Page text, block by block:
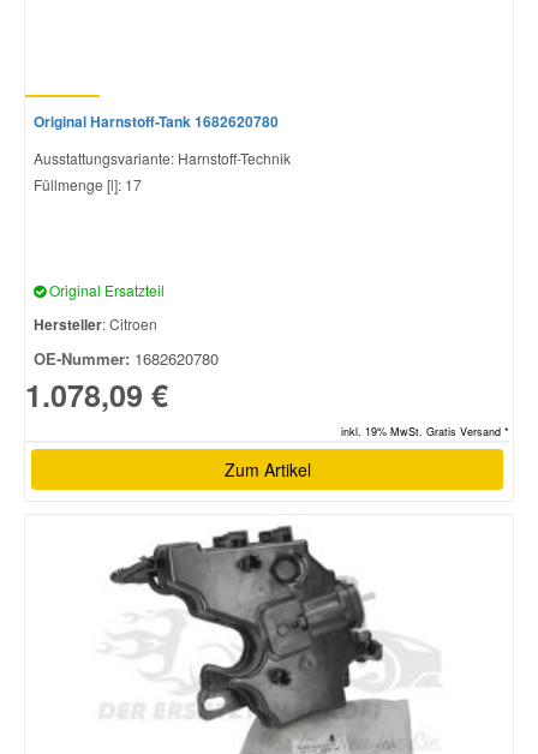
Original Harnstoff-Tank 1682620780
Ausstattungsvariante: Harnstoff-Technik
Füllmenge [l]: 17
Original Ersatzteil
Hersteller: Citroen
OE-Nummer: 1682620780
1.078,09 €
inkl. 19% MwSt. Gratis Versand *
Zum Artikel